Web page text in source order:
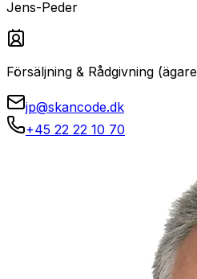
Jens-Peder
Försäljning & Rådgivning
jp@skancode.dk
+45 22 22 10 70